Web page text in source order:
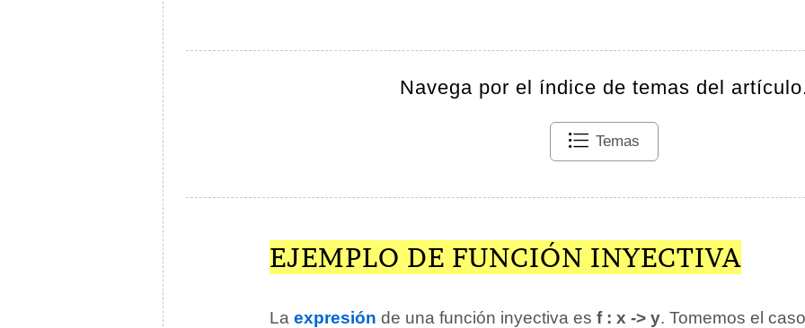
Navega por el índice de temas del
Temas
EJEMPLO DE FUNCIÓN INYECTIVA
La expresión de una función inyectiva es f : x -> y. Tomemos el